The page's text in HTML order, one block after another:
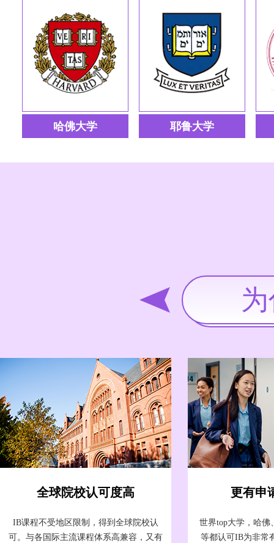
哈佛大学 耶鲁大学
全球院校认可度高
IB课程不受地区限制，得到全球院校认
可。与各国际主流课程体系高兼容，又有
更有申
世界top大学，哈佛
等都认可IB为非常